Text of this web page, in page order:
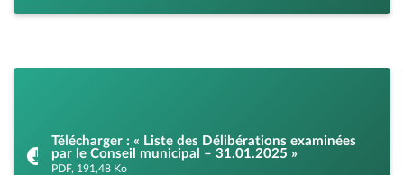
Télécharger : « Liste des Délibérations examinées
par le Conseil municipal – 31.01.2025 »
PDF, 191,48 Ko